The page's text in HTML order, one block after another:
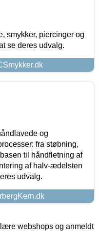
smykker, piercinger og
se deres udvalg.
og
fra støbning,
til håndfletning af
af halv-ædelsten
udvalg.
webshops og anmeldt